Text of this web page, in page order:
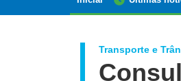
Navegação
Transporte e